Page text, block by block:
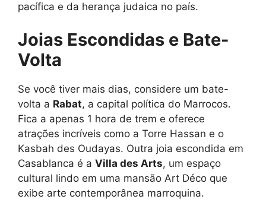
pacífica e da herança judaica no país.
Joias Escondidas e Bate-
Volta
Se você tiver mais dias, considere um bate-
volta a Rabat, a capital política do Marrocos.
Fica a apenas 1 hora de trem e oferece
atrações incríveis como a Torre Hassan e o
Kasbah des Oudayas. Outra joia escondida em
Casablanca é a Villa des Arts, um espaço
cultural lindo em uma mansão Art Déco que
exibe arte contemporânea marroquina.